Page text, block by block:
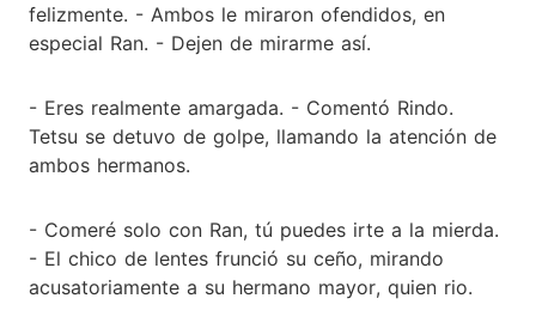
felizmente. - Ambos le miraron ofendidos, en
especial Ran. - Dejen de mirarme así.
- Eres realmente amargada. - Comentó Rindo.
Tetsu se detuvo de golpe, llamando la atención de
ambos hermanos.
- Comeré solo con Ran, tú puedes irte a la mierda.
- El chico de lentes frunció su ceño, mirando
acusatoriamente a su hermano mayor, quien rio.